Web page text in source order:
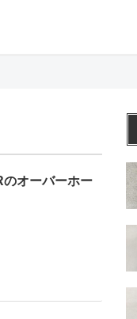
オーバーホー